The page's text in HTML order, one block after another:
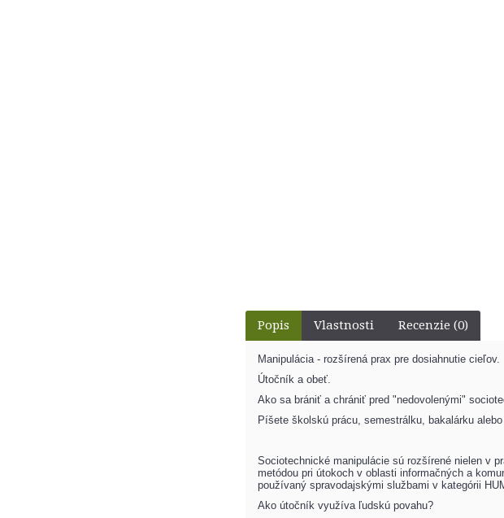
Popis Vlastnosti Recenzie (0)
Manipulácia - rozšírená prax pre dosiahnutie cieľov.
Útočník a obeť.
Ako sa brániť a chrániť pred "nedovolenými"
Píšete školskú prácu, semestrálku, bakalárku
Sociotechnické manipulácie sú rozšírené nielen v
metódou pri útokoch v oblasti informačných a
používaný spravodajskými službami v kategórii
Ako útočník využíva ľudskú povahu?